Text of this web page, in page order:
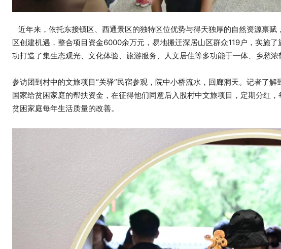
近年来，依托东接镇区、西通景区的独特区位优势与得天独厚的自然资源禀
区创建机遇，整合项目资金6000余万元，易地搬迁深居山区群众119户，实施
功打造了集生态观光、文化体验、旅游服务、人文居住等多功能于一体、乡愁浓
参访团到村中的文旅项目“关驿”民宿参观，院中小桥流水，回廊洞天。记者了
国家给贫困家庭的帮扶资金，在征得他们同意后入股村中文旅项目，定期分红
贫困家庭每年生活质量的改善。